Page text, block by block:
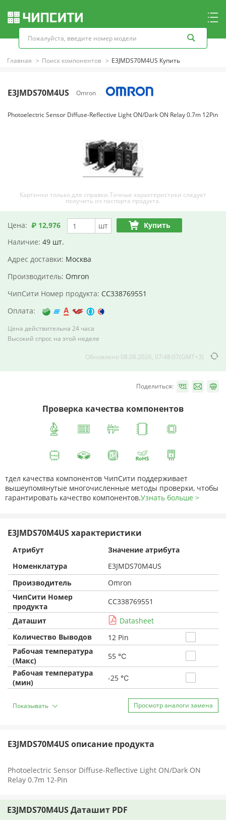
Главная Поиск компонентов E3JMDS70M4US Купить
E3JMDS70M4US Omron
Photoelectric Sensor Diffuse-Reflective Light ON/Dark ON Relay 0.7m 12Pin
Картинки только для справки.Точные характеристики следует
получить из паспорта продукта.
Цена: ₽ 12,976 шт
Купить
Наличие: 49 шт.
Адрес доставки: Москва
Производитель: Omron
ЧипСити Номер продукта: CC338769551
Оплата:
Цена действительна 24 часа
Высокий спрос на этой неделе
Обновлено 08.08.2026, 07:48:07(GMT+3)
Поделиться:
Проверка качества компонентов
тдел качества компонентов ЧипСити поддерживает
вышеупомянутые многочисленные методы проверки, чтобы
гарантировать качество компонентов.Узнать больше >
E3JMDS70M4US характеристики
Атрибут
Значение атрибута
Номенклатура
E3JMDS70M4US
Производитель
Omron
ЧипСити Номер
продукта
CC338769551
Даташит
Datasheet
Количество Выводов
12 Pin
Рабочая температура
(Макс)
55 ℃
Рабочая температура
(мин)
-25 ℃
Показывать Просмотр аналоги замена
E3JMDS70M4US описание продукта
Photoelectric Sensor Diffuse-Reflective Light ON/Dark ON
Relay 0.7m 12-Pin
E3JMDS70M4US Даташит PDF